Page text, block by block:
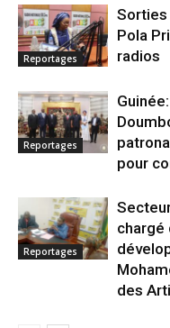
Reportages
Sorties
Pola
radios
Reportages
pour
Reportages
chargé
des